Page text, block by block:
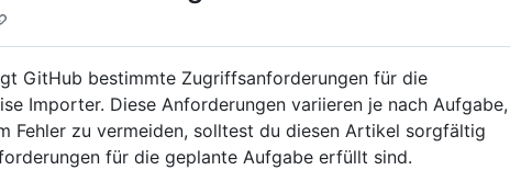
GitHub bestimmte Zugriffsanforderungen für die
Importer. Diese Anforderungen variieren je nach Aufgabe,
Fehler zu vermeiden, solltest du diesen Artikel sorgfältig
für die geplante Aufgabe erfüllt sind.